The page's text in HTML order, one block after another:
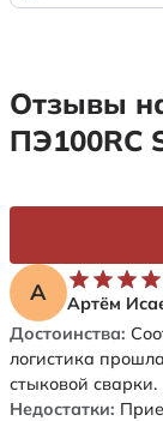
Отзывы
ПЭ100RC
А Артём
Достоинства:
логистика
стыковой сварки.
Недостатки: